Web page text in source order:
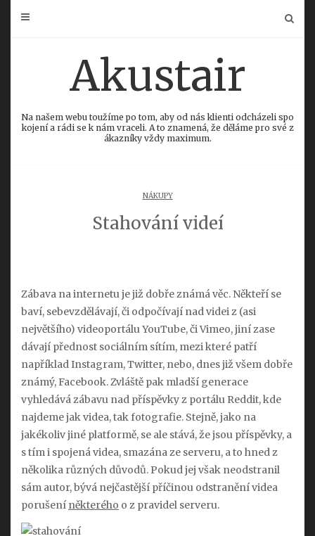
Akustair
Na našem webu toužíme po tom, aby od nás klienti odcházeli spo
kojení a rádi se k nám vraceli. A to znamená, že děláme pro své z
ákazníky vždy maximum.
NÁKUPY
Stahování videí
Zábava na internetu je již dobře známá věc. Někteří se
baví, sebevzdělávají, či odpočívají nad videi z (asi
největšího) videoportálu YouTube, či Vimeo, jiní zase
dávají přednost sociálním sítím, mezi které patří
například Instagram, Twitter, nebo, dnes již všem dobře
známý, Facebook. Zvláště pak mladší generace
vyhledává zábavu nad příspěvky z portálu Reddit, kde
najdeme jak videa, tak fotografie. Stejně, jako na
jakékoliv jiné platformě, se ale stává, že jsou příspěvky, a
s tím i spojená videa, smazána ze serveru, a to hned z
několika různých důvodů. Pokud jej však neodstranil
sám autor, bývá nejčastější příčinou odstranění videa
porušení některého o z pravidel serveru.